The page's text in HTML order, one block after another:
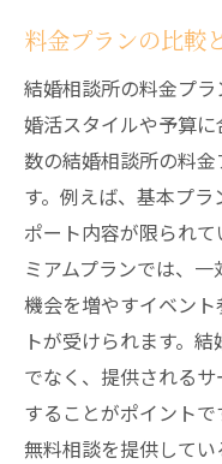
見つけるステッ
結婚相談所
理想の相手
デートの進
パートナー
結婚相談所
成婚後のア
北海道の結婚相
と成功事例
信頼できる
成功事例か
料金プランの比較
結婚相談所の料金プ
婚活スタイルや予算
数の結婚相談所の料
す。例えば、基本プ
ポート内容が限られ
ミアムプランでは、
機会を増やすイベン
トが受けられます。
でなく、提供される
することがポイント
無料相談を提供して